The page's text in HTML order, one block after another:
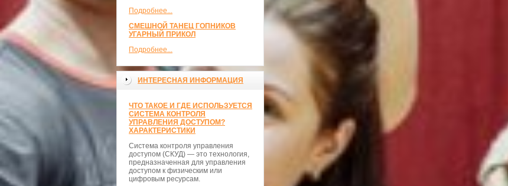
Подробнее...
СМЕШНОЙ ТАНЕЦ ГОПНИКОВ
УГАРНЫЙ ПРИКОЛ
Подробнее...
ИНТЕРЕСНАЯ ИНФОРМАЦИЯ
ЧТО ТАКОЕ И ГДЕ ИСПОЛЬЗУЕТСЯ
СИСТЕМА КОНТРОЛЯ
УПРАВЛЕНИЯ ДОСТУПОМ?
ХАРАКТЕРИСТИКИ
Система контроля управления
доступом (СКУД) — это технология,
предназначенная для управления
доступом к физическим или
цифровым ресурсам.